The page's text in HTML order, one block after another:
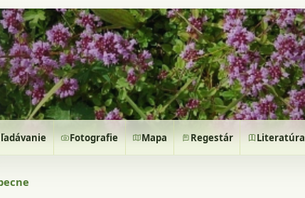
Fotografie Mapa Regestár Literatúra